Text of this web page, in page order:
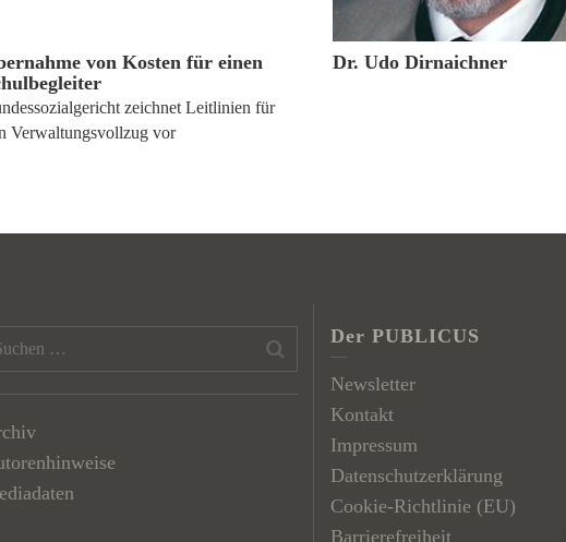
von Kosten für einen
zeichnet Leitlinien für
Verwaltungsvollzug vor
23. Oktober 2017
Dr. Udo Dirnaichner
Der PUBLICUS
Newsletter
Kontakt
Impressum
Datenschutzerklärung
Cookie-Richtlinie (EU)
Barrierefreiheit